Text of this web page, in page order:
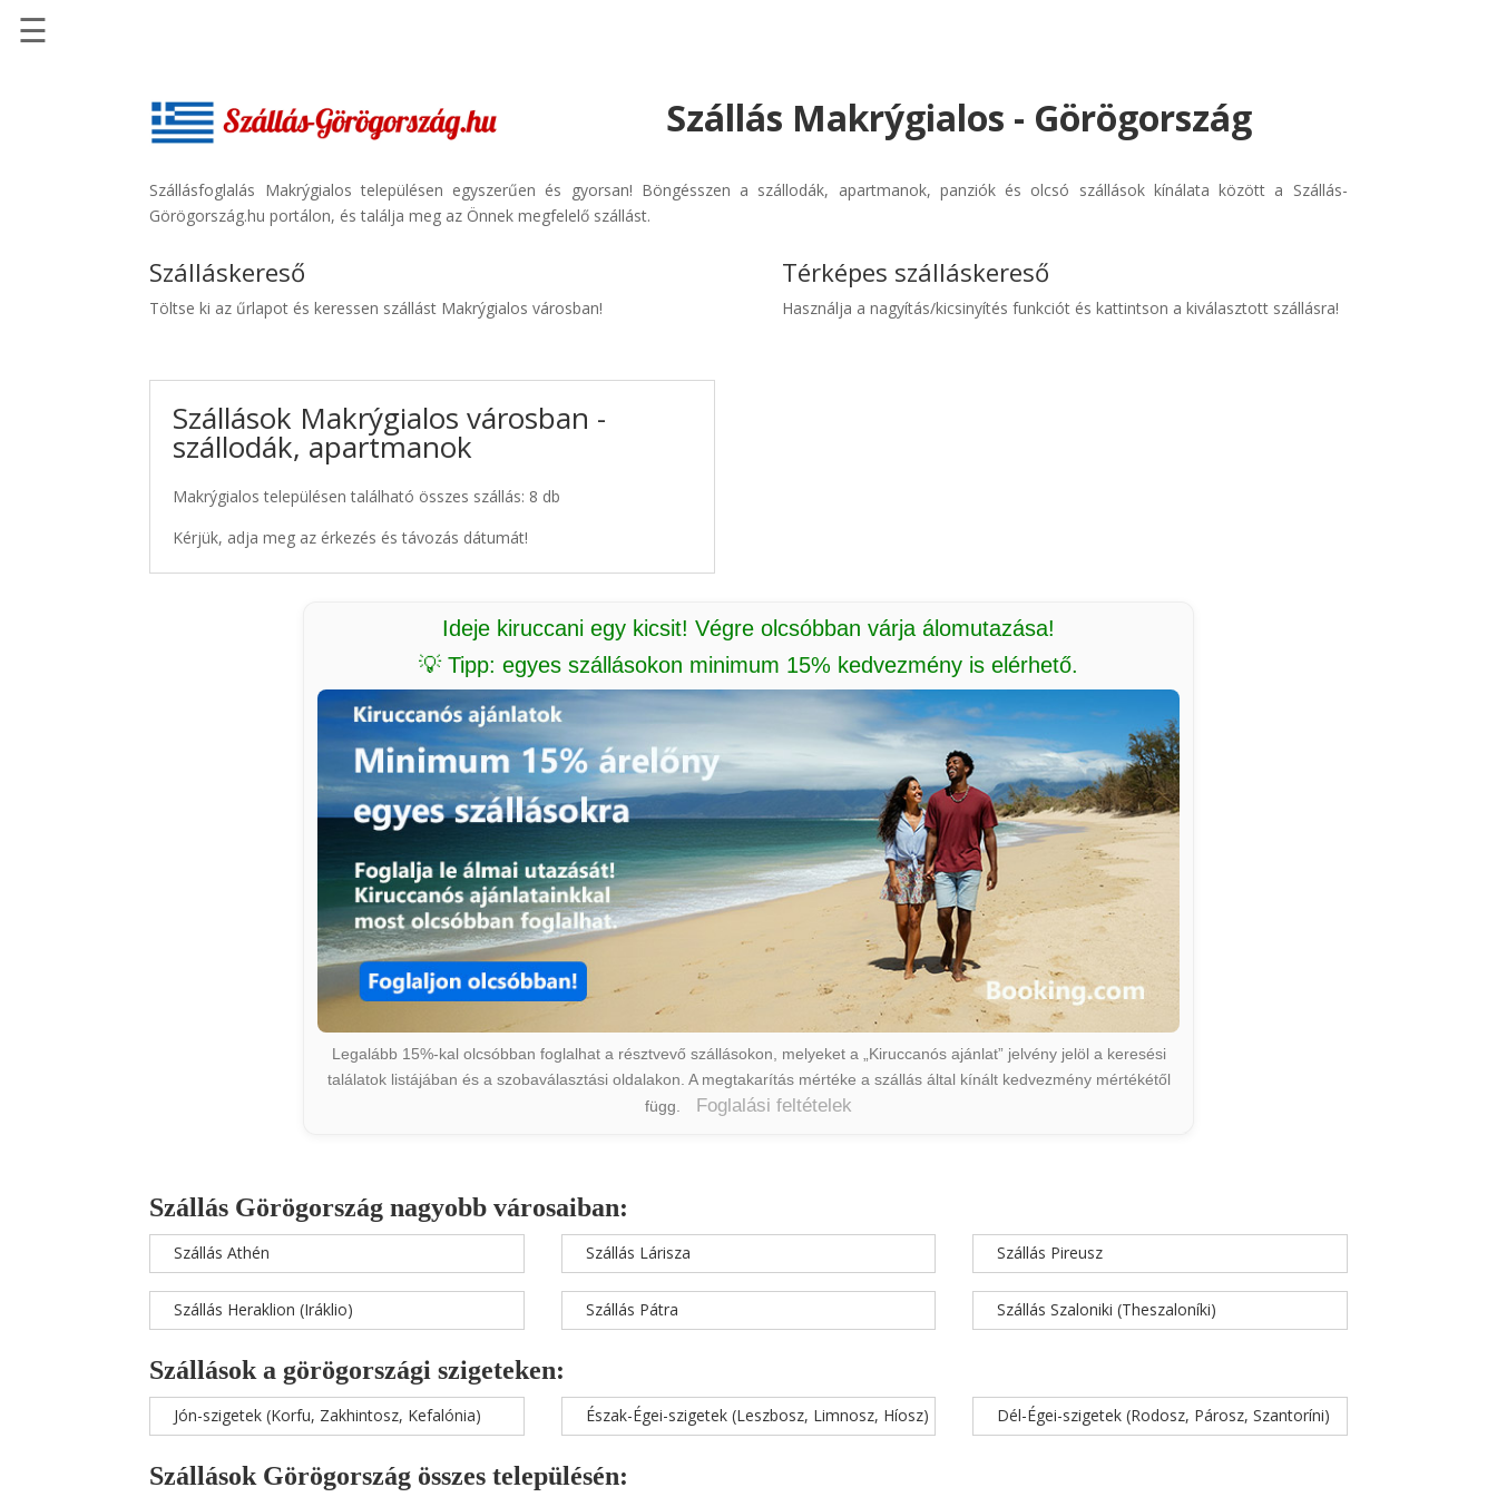
Szállásinfo.eu
Repülőjegy
Autóbérlés
☰
Szállás Makrýgialos - Görögország
Szállásfoglalás Makrýgialos településen egyszerűen és gyorsan! Böngésszen a szállodák, apartmanok, panziók és olcsó szállások kínálata között a Szállás-
Görögország.hu portálon, és találja meg az Önnek megfelelő szállást.
Szálláskereső
Töltse ki az űrlapot és keressen szállást Makrýgialos városban!
Szállások Makrýgialos városban -
szállodák, apartmanok
Makrýgialos településen található összes szállás: 8 db
Kérjük, adja meg az érkezés és távozás dátumát!
Térképes szálláskereső
Használja a nagyítás/kicsinyítés funkciót és kattintson a kiválasztott szállásra!
Ideje kiruccani egy kicsit! Végre olcsóbban várja álomutazása!
💡 Tipp: egyes szállásokon minimum 15% kedvezmény is elérhető.
Legalább 15%-kal olcsóbban foglalhat a résztvevő szállásokon, melyeket a „Kiruccanós ajánlat” jelvény jelöl a keresési
találatok listájában és a szobaválasztási oldalakon. A megtakarítás mértéke a szállás által kínált kedvezmény mértékétől
függ.
Foglalási feltételek
Szállás Görögország nagyobb városaiban:
Szállás Athén
Szállás Heraklion (Iráklio)
Szállás Lárisza
Szállás Pátra
Szállás Pireusz
Szállás Szaloniki (Theszaloníki)
Szállások a görögországi szigeteken:
Jón-szigetek (Korfu, Zakhintosz, Kefalónia) Észak-Égei-szigetek (Leszbosz, Limnosz, Híosz) Dél-Égei-szigetek (Rodosz, Párosz, Szantoríni)
Szállások Görögország összes településén: